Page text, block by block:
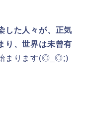
した人々が、正気
り、世界は未曾有
まります(◎_◎;)